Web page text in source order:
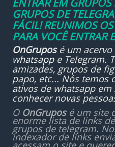
ENTRAR EM
GRUPOS DE
FÁCIL! REUNIMOS
PARA VOCÊ ENTRAR
OnGruposé um acervo
whatsappe Telegram.
amizades, grupos de
papo, etc... Nós temos
ativos de whatsapp em
conhecer novas
O OnGruposé um site
enorme lista de links
grupos de telegram.
indexador de links